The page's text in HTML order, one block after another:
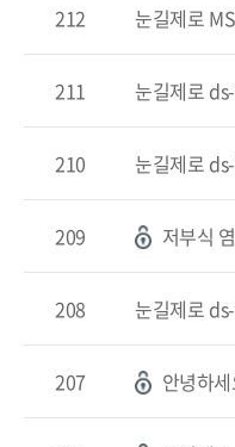
212 눈길제로
211 눈길제로
210 눈길제로
209 저부식
208 눈길제로
207 안녕하